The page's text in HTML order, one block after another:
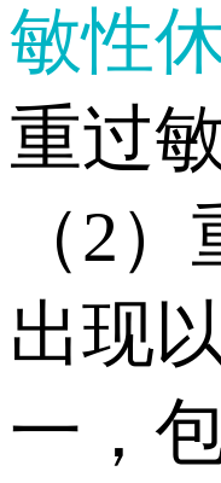
敏性
重过
（2
出现
一，